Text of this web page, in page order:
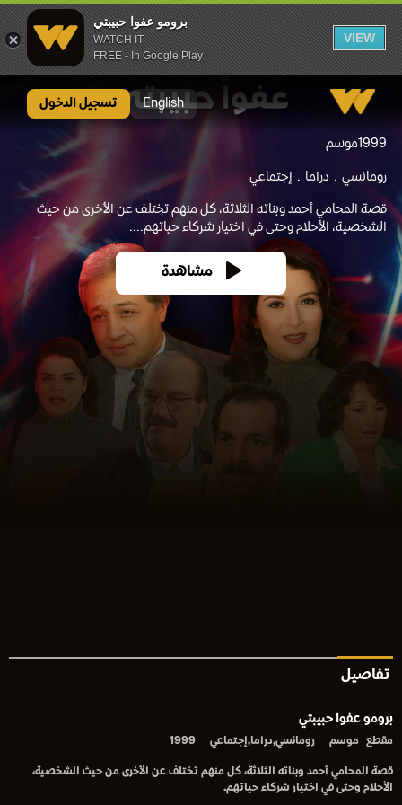
برومو عفوا حبيبتي
WATCH IT
FREE - In Google Play
VIEW
English تسجيل الدخول
1999موسم
رومانسي دراما إجتماعي
قصة المحامي أحمد وبناته الثلاثة، كل منهم تختلف عن الأخرى من حيث
الشخصية، الأحلام وحتى في اختيار شركاء حياتهم....
مشاهدة
تفاصيل
برومو عفوا حبيبتي
مقطع موسم رومانسي,دراما,إجتماعي 1999
قصة المحامي أحمد وبناته الثلاثة، كل منهم تختلف عن الأخرى من حيث الشخصية،
الأحلام وحتى في اختيار شركاء حياتهم.